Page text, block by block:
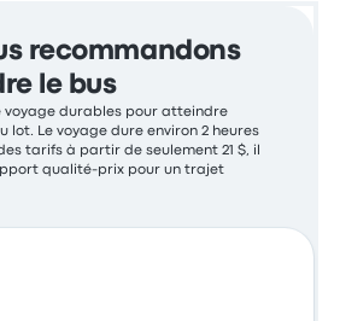
recommandons
le bus
voyage durables pour atteindre
lot. Le voyage dure environ 2 heures
tarifs à partir de seulement 21 $, il
qualité-prix pour un trajet